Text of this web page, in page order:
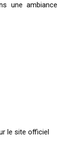
une ambiance
le site officiel